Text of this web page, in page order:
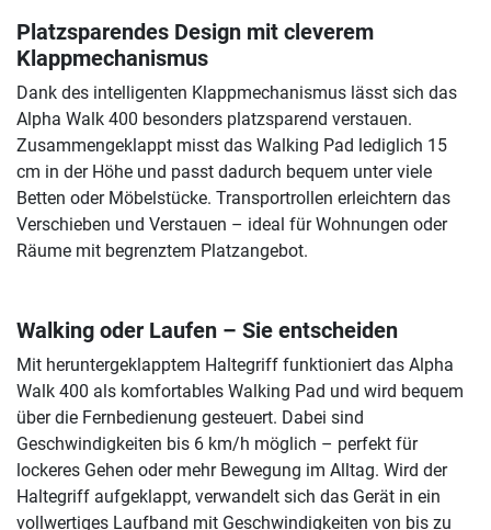
Platzsparendes Design mit cleverem
Klappmechanismus
Dank des intelligenten Klappmechanismus lässt sich das
Alpha Walk 400 besonders platzsparend verstauen.
Zusammengeklappt misst das Walking Pad lediglich 15
cm in der Höhe und passt dadurch bequem unter viele
Betten oder Möbelstücke. Transportrollen erleichtern das
Verschieben und Verstauen – ideal für Wohnungen oder
Räume mit begrenztem Platzangebot.
Walking oder Laufen – Sie entscheiden
Mit heruntergeklapptem Haltegriff funktioniert das Alpha
Walk 400 als komfortables Walking Pad und wird bequem
über die Fernbedienung gesteuert. Dabei sind
Geschwindigkeiten bis 6 km/h möglich – perfekt für
lockeres Gehen oder mehr Bewegung im Alltag. Wird der
Haltegriff aufgeklappt, verwandelt sich das Gerät in ein
vollwertiges Laufband mit Geschwindigkeiten von bis zu